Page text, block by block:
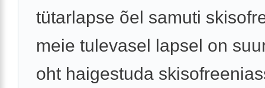
tütarlapse õel samuti
meie tulevasel lapsel on
oht haigestuda